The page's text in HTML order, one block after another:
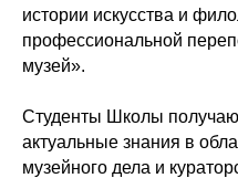
истории искусства и
профессиональной
музей».
Студенты Школы
актуальные знания в
музейного дела и